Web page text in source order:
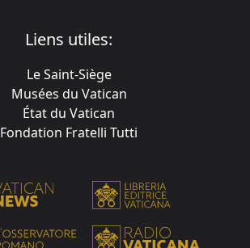
Liens utiles:
Le Saint-Siège
Musées du Vatican
État du Vatican
Fondation Fratelli Tutti